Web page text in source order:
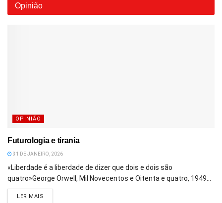
Opinião
OPINIÃO
Futurologia e tirania
31 DE JANEIRO, 2026
«Liberdade é a liberdade de dizer que dois e dois são
quatro»George Orwell, Mil Novecentos e Oitenta e quatro, 1949...
LER MAIS